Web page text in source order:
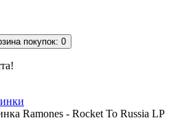
покупок: 0
Ramones - Rocket To Russia LP